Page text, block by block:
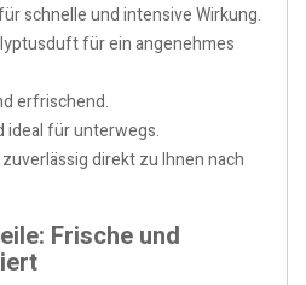
schnelle und intensive Wirkung.
für ein angenehmes
erfrischend.
ideal für unterwegs.
direkt zu Ihnen nach
Frische und